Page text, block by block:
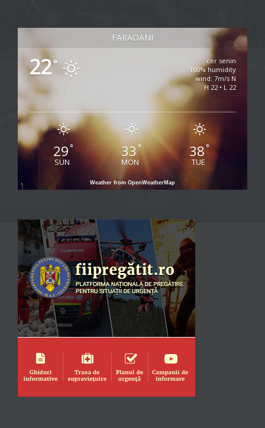
FARAOANI
22°
cer senin
100% humidity
wind: 7m/s N
H 22 • L 22
29°
SUN
33°
MON
38°
TUE
Weather from OpenWeatherMap